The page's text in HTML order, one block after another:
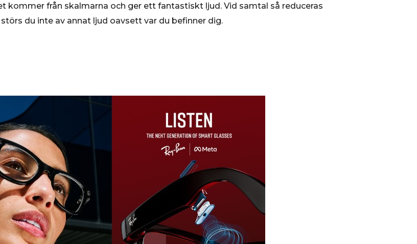
kommer från skalmarna och ger ett fantastiskt ljud. Vid samtal så reduceras
du inte av annat ljud oavsett var du befinner dig.